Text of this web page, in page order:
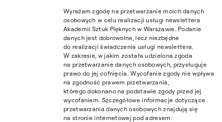
Wyrażam zgodę na przetwarzanie moich danych
osobowych w celu realizacji usługi newslettera
Akademii Sztuk Pięknych w Warszawie. Podanie
danych jest dobrowolne, lecz niezbędne
do realizacji świadczenia usługi newslettera.
W zakresie, w jakim została udzielona zgoda
na przetwarzanie danych osobowych, przysługuje
prawo do jej cofnięcia. Wycofanie zgody nie wpływa
na zgodność prawem przetwarzania,
którego dokonano na podstawie zgody przed jej
wycofaniem. Szczegółowe informacje dotyczące
przetwarzania danych osobowych znajdują się
na stronie internetowej pod adresem: